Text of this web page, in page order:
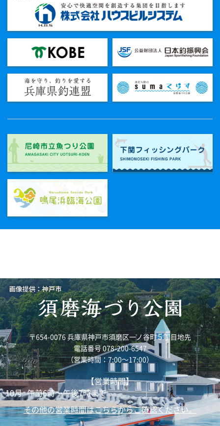
〒654-0076 兵庫県神戸市須磨区一ノ谷町５丁目地先
電話番号 078-200-6547
（営業時間：7:00～17:00）
【営業時間】
10月 午前6時～午後7時まで
その他の営業時間はこちらからご確認ください。